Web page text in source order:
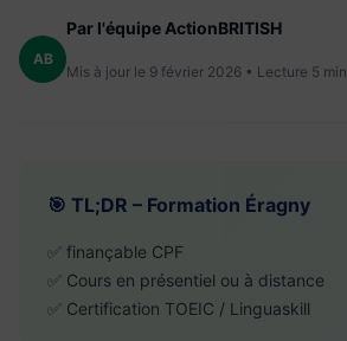
AB
Par l'équipe ActionBRITISH
Mis à jour le 9 février 2026 • Lecture 5 min
🎯 TL;DR – Formation Éragny
✅ finançable CPF
✅ Cours en présentiel ou à distance
✅ Certification TOEIC / Linguaskill